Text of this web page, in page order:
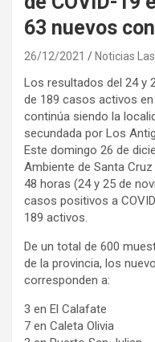
63 nuevos
26/12/2021 Noticias
Los resultados del 24 y
de 189 casos activos
continúa siendo la
secundada por Los
Este domingo 26 de
Ambiente de Santa
48 horas (24 y 25 de
casos positivos a
189 activos.
De un total de 600
de la provincia, los
corresponden a:
3 en El Calafate
7 en Caleta Olivia